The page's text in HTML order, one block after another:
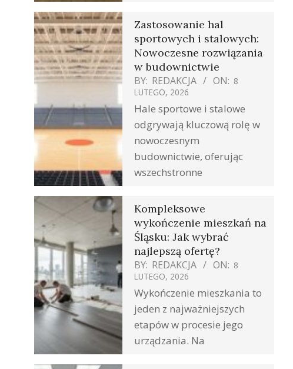
Zastosowanie hal
sportowych i stalowych:
Nowoczesne rozwiązania
w budownictwie
BY: REDAKCJA ON: 8
LUTEGO, 2026
Hale sportowe i stalowe
odgrywają kluczową rolę w
nowoczesnym
budownictwie, oferując
wszechstronne
Kompleksowe
wykończenie mieszkań na
Śląsku: Jak wybrać
najlepszą ofertę?
BY: REDAKCJA ON: 8
LUTEGO, 2026
Wykończenie mieszkania to
jeden z najważniejszych
etapów w procesie jego
urządzania. Na